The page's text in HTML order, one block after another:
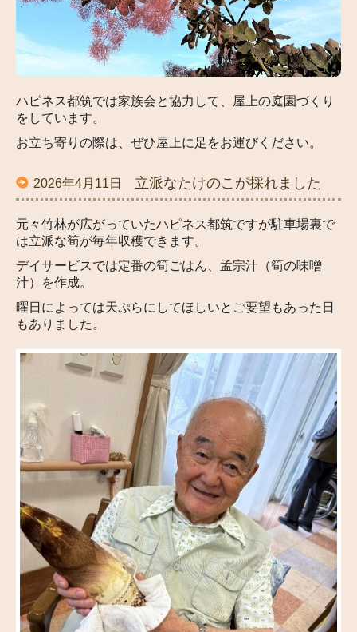
ハピネス都筑では家族会と協力して、屋上の庭園づくり
をしています。
お立ち寄りの際は、ぜひ屋上に足をお運びください。
2026年4月11日 立派なたけのこが採れました
元々竹林が広がっていたハピネス都筑ですが駐車場裏で
は立派な筍が毎年収穫できます。
デイサービスでは定番の筍ごはん、孟宗汁（筍の味噌
汁）を作成。
曜日によっては天ぷらにしてほしいとご要望もあった日
もありました。